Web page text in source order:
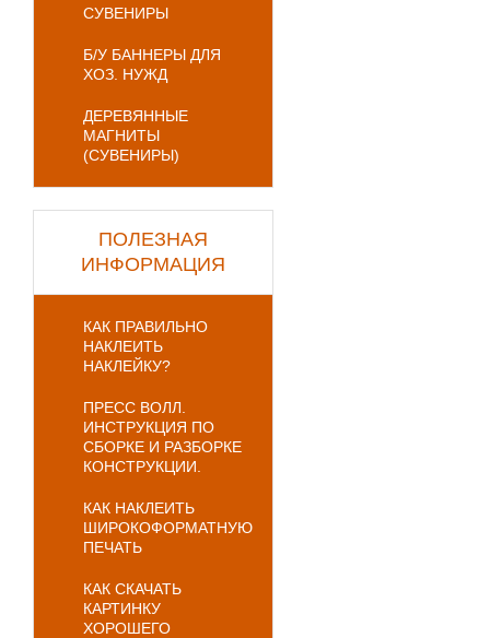
СУВЕНИРЫ
Б/У БАННЕРЫ ДЛЯ
ХОЗ. НУЖД
ДЕРЕВЯННЫЕ
МАГНИТЫ
(СУВЕНИРЫ)
ПОЛЕЗНАЯ
ИНФОРМАЦИЯ
КАК ПРАВИЛЬНО
НАКЛЕИТЬ
НАКЛЕЙКУ?
ПРЕСС ВОЛЛ.
ИНСТРУКЦИЯ ПО
СБОРКЕ И РАЗБОРКЕ
КОНСТРУКЦИИ.
КАК НАКЛЕИТЬ
ШИРОКОФОРМАТНУЮ
ПЕЧАТЬ
КАК СКАЧАТЬ
КАРТИНКУ
ХОРОШЕГО